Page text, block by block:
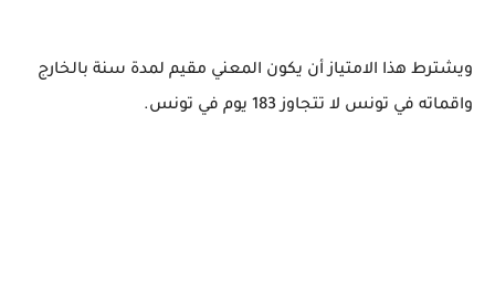
ويشترط هذا الامتياز أن يكون المعني مقيم لمدة سنة بالخارج
واقماته في تونس لا تتجاوز 183 يوم في تونس.